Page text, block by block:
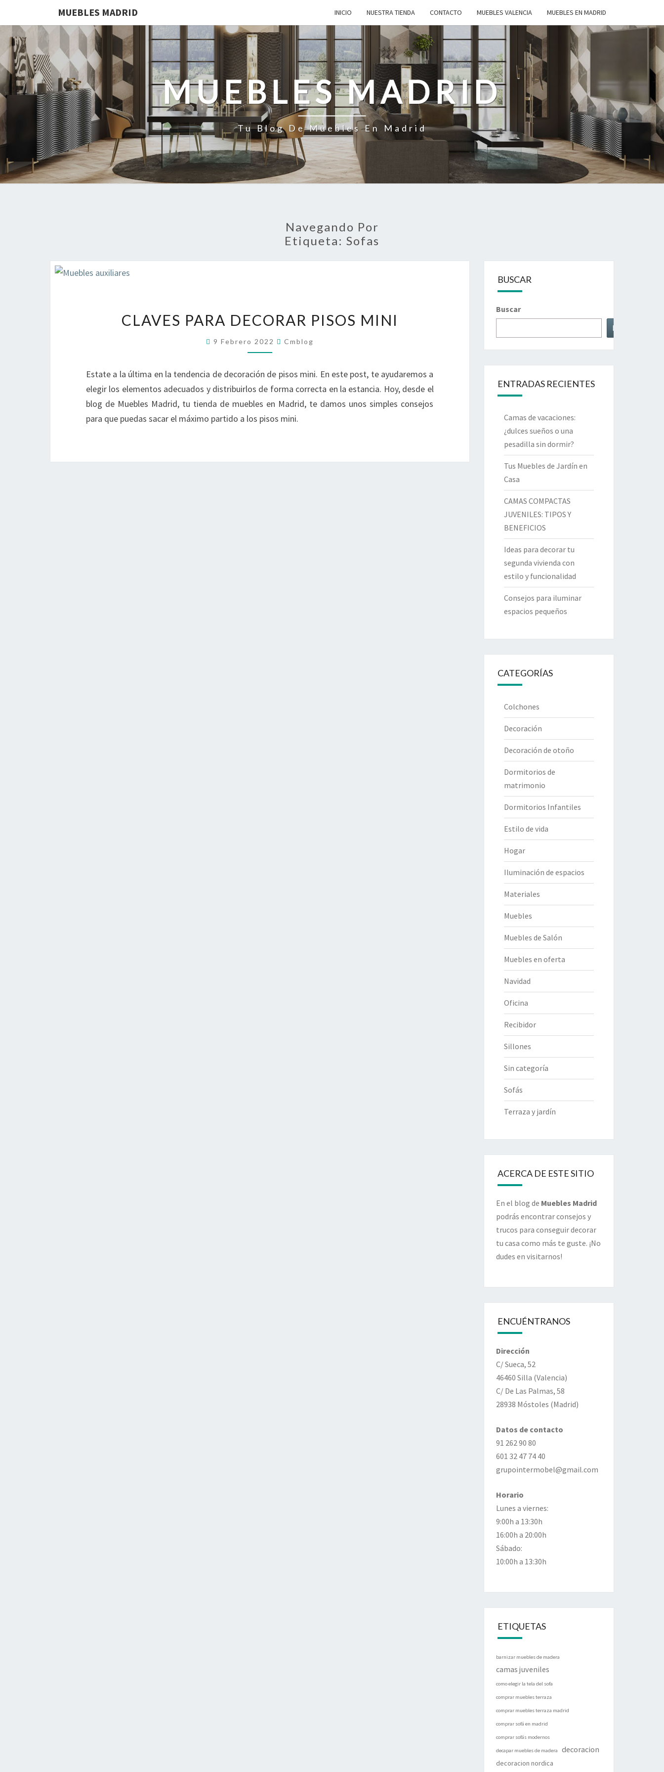
MUEBLES MADRID INICIO NUESTRA TIENDA CONTACTO MUEBLES VALENCIA MUEBLES EN MADRID
MUEBLES MADRID
Tu Blog De Muebles En Madrid
Navegando Por
Etiqueta: Sofas
PARA
DECORAR
PISOS
CLAVES PARA DECORAR PISOS MINI
9 Febrero 2022 Cmblog
Estate a la última en la tendencia de decoración de pisos mini. En este post, te ayudaremos a
elegir los elementos adecuados y distribuirlos de forma correcta en la estancia. Hoy, desde el
blog de Muebles Madrid, tu tienda de muebles en Madrid, te damos unos simples consejos
para que puedas sacar el máximo partido a los pisos mini.
BUSCAR
Buscar
Buscar
ENTRADAS RECIENTES
Camas de vacaciones:
¿dulces sueños o una
pesadilla sin dormir?
Tus Muebles de Jardín en
Casa
CAMAS COMPACTAS
JUVENILES: TIPOS Y
BENEFICIOS
Ideas para decorar tu
segunda vivienda con
estilo y funcionalidad
Consejos para iluminar
espacios pequeños
CATEGORÍAS
Colchones
Decoración
Decoración de otoño
Dormitorios de
matrimonio
Dormitorios Infantiles
Estilo de vida
Hogar
Iluminación de espacios
Materiales
Muebles
Muebles de Salón
Muebles en oferta
Navidad
Oficina
Recibidor
Sillones
Sin categoría
Sofás
Terraza y jardín
ACERCA DE ESTE SITIO
En el blog de Muebles Madrid
podrás encontrar consejos y
trucos para conseguir decorar
tu casa como más te guste. ¡No
dudes en visitarnos!
ENCUÉNTRANOS
Dirección
C/ Sueca, 52
46460 Silla (Valencia)
C/ De Las Palmas, 58
28938 Móstoles (Madrid)
Datos de contacto
91 262 90 80
601 32 47 74 40
grupointermobel@gmail.com
Horario
Lunes a viernes:
9:00h a 13:30h
16:00h a 20:00h
Sábado:
10:00h a 13:30h
ETIQUETAS
barnizar muebles de madera
camas juveniles
como elegir la tela del sofa
comprar muebles terraza
comprar muebles terraza madrid
comprar sofá en madrid
comprar sofás modernos
decapar muebles de madera decoracion
decoracion nordica